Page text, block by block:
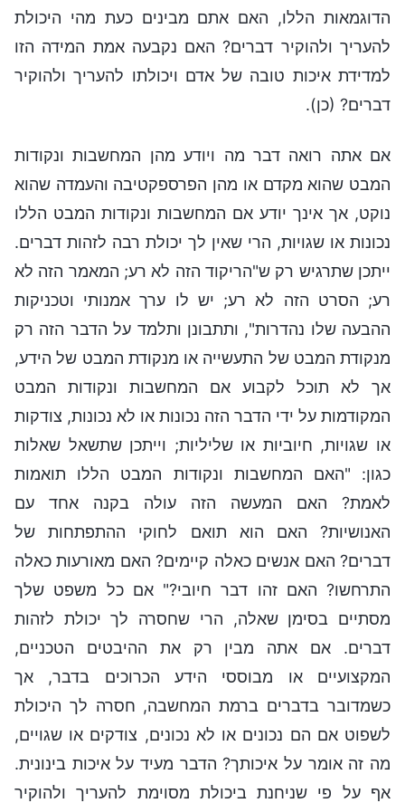
הדוגמאות הללו, האם אתם מבינים כעת מהי היכולת
להעריך ולהוקיר דברים? האם נקבעה אמת המידה הזו
למדידת איכות טובה של אדם ויכולתו להעריך ולהוקיר
דברים? (כן).
אם אתה רואה דבר מה ויודע מהן המחשבות ונקודות
המבט שהוא מקדם או מהן הפרספקטיבה והעמדה שהוא
נוקט, אך אינך יודע אם המחשבות ונקודות המבט הללו
נכונות או שגויות, הרי שאין לך יכולת רבה לזהות דברים.
ייתכן שתרגיש רק ש"הריקוד הזה לא רע; המאמר הזה לא
רע; הסרט הזה לא רע; יש לו ערך אמנותי וטכניקות
ההבעה שלו נהדרות", ותתבונן ותלמד על הדבר הזה רק
מנקודת המבט של התעשייה או מנקודת המבט של הידע,
אך לא תוכל לקבוע אם המחשבות ונקודות המבט
המקודמות על ידי הדבר הזה נכונות או לא נכונות, צודקות
או שגויות, חיוביות או שליליות; וייתכן שתשאל שאלות
כגון: "האם המחשבות ונקודות המבט הללו תואמות
לאמת? האם המעשה הזה עולה בקנה אחד עם
האנושיות? האם הוא תואם לחוקי ההתפתחות של
דברים? האם אנשים כאלה קיימים? האם מאורעות כאלה
התרחשו? האם זהו דבר חיובי?" אם כל משפט שלך
מסתיים בסימן שאלה, הרי שחסרה לך יכולת לזהות
דברים. אם אתה מבין רק את ההיבטים הטכניים,
המקצועיים או מבוססי הידע הכרוכים בדבר, אך
כשמדובר בדברים ברמת המחשבה, חסרה לך היכולת
לשפוט אם הם נכונים או לא נכונים, צודקים או שגויים,
מה זה אומר על איכותך? הדבר מעיד על איכות בינונית.
אף על פי שניחנת ביכולת מסוימת להעריך ולהוקיר